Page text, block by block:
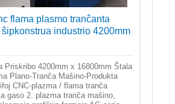
flama plasmo tranĉanta
industrio 4200mm
Priskribo 4200mm x 16800mm Ŝtala
Plano-Tranĉa Maŝino-Produkta
CNC-plazma / flama tranĉa
gaso 2. plazma tranĉa maŝino,